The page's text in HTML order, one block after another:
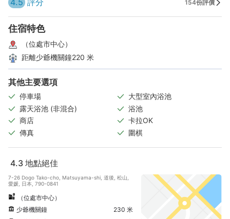
4.5 評分 154份評價
住宿特色
（位處市中心）
距離少爺機關鐘220 米
其他主要選項
停車場
大型室內浴池
露天浴池 (非混合)
浴池
商店
卡拉OK
傳真
圍棋
4.3 地點絕佳
7-26 Dogo Tako-cho, Matsuyama-shi, 道後, 松山,
愛媛, 日本, 790-0841
（位處市中心）
少爺機關鐘
230 米